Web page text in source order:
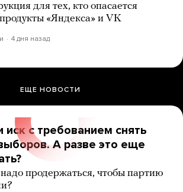
для тех, кто опасается
«Яндекса» и VK
4 дня назад
ЕЩЕ НОВОСТИ
иск с требованием снять
А разве это еще
продержаться, чтобы партию